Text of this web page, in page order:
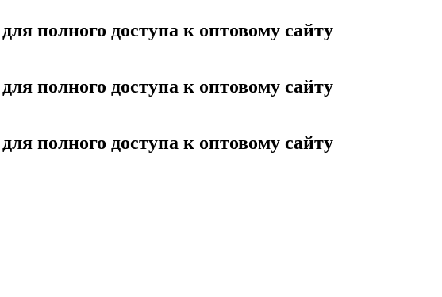
для полного доступа к оптовому сайту
для полного доступа к оптовому сайту
для полного доступа к оптовому сайту